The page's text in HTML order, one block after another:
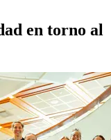
en torno al